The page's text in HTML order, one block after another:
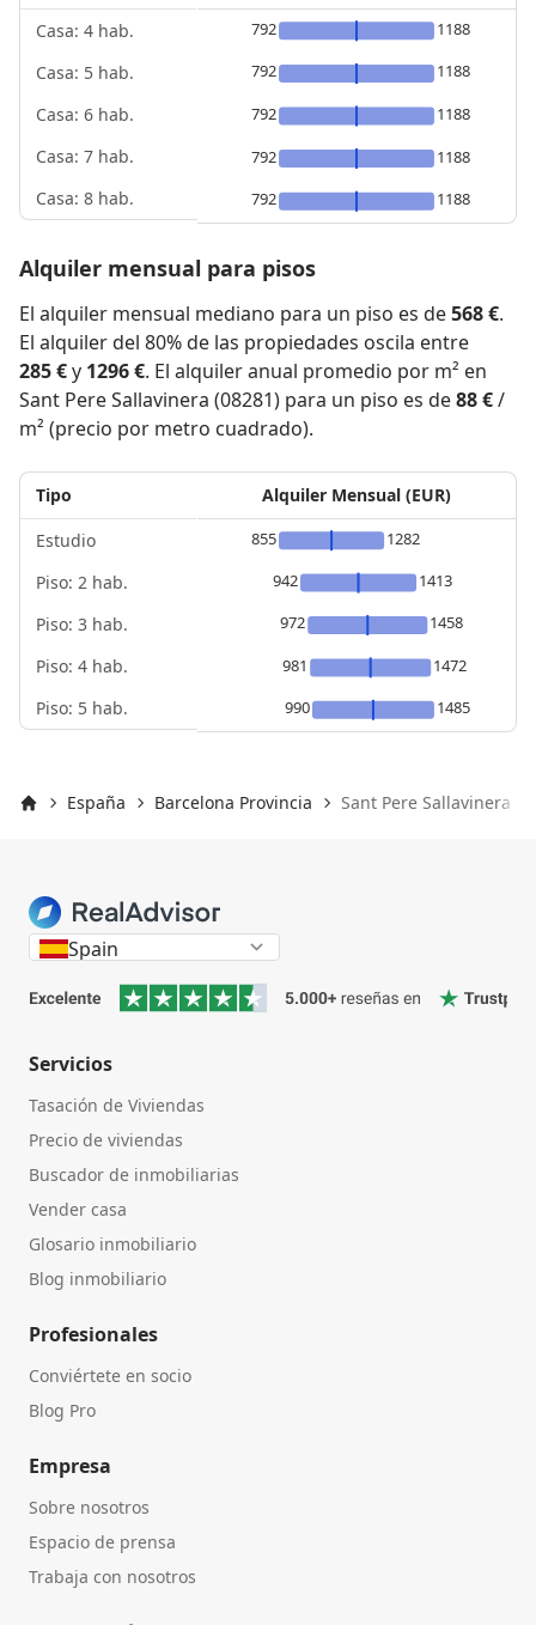
Casa: 4 hab.
Casa: 5 hab.
Casa: 6 hab.
Casa: 7 hab.
Casa: 8 hab.
792
1188
792
1188
792
1188
792
1188
792
1188
Alquiler mensual para pisos
El alquiler mensual mediano para un piso es de568 €.
El alquiler del 80% de las propiedades oscila entre
285 €y 1296 €. El alquiler anual promedio por m² en
Sant Pere Sallavinera (08281) para un piso es de88 €/
m² (precio por metro cuadrado).
Tipo
Estudio
Piso: 2 hab.
Piso: 3 hab.
Piso: 4 hab.
Piso: 5 hab.
Alquiler Mensual (EUR)
855
1282
942
1413
972
1458
981
1472
990
1485
España Barcelona Provincia Sant Pere Sallavinera
Spain
Servicios
Tasación de Viviendas
Precio de viviendas
Buscador de inmobiliarias
Vender casa
Glosario inmobiliario
Blog inmobiliario
Profesionales
Conviértete en socio
Blog Pro
Empresa
Sobre nosotros
Espacio de prensa
Trabaja con nosotros